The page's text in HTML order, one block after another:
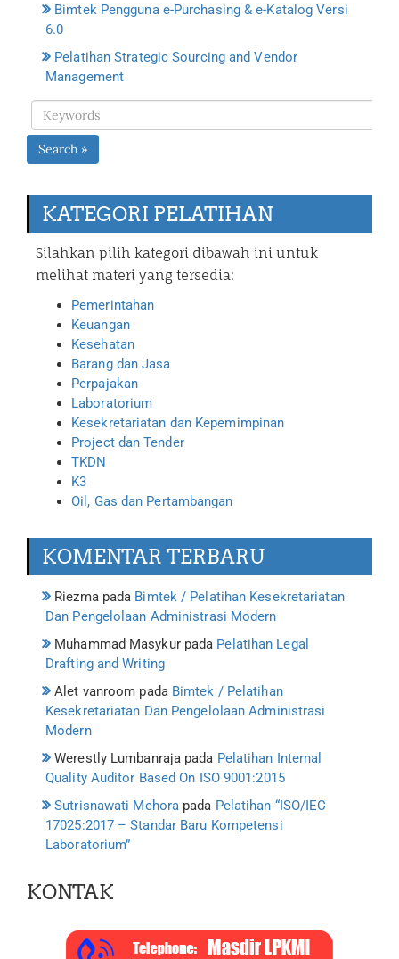
Bimtek Pengguna e-Purchasing & e-Katalog Versi
6.0
Pelatihan Strategic Sourcing and Vendor
Management
Search »
KATEGORI PELATIHAN
Silahkan pilih kategori dibawah ini untuk
melihat materi yang tersedia:
Pemerintahan
Keuangan
Kesehatan
Barang dan Jasa
Perpajakan
Laboratorium
Kesekretariatan dan Kepemimpinan
Project dan Tender
TKDN
K3
Oil, Gas dan Pertambangan
KOMENTAR TERBARU
Riezma pada Bimtek / Pelatihan Kesekretariatan
Dan Pengelolaan Administrasi Modern
Muhammad Masykurpada Pelatihan Legal
Drafting and Writing
Alet vanroom pada Bimtek / Pelatihan
Kesekretariatan Dan Pengelolaan Administrasi
Modern
Werestly Lumbanraja pada Pelatihan Internal
Quality Auditor Based On ISO 9001:2015
Sutrisnawati Mehora pada Pelatihan “ISO/IEC
17025:2017 – Standar Baru Kompetensi
Laboratorium”
KONTAK